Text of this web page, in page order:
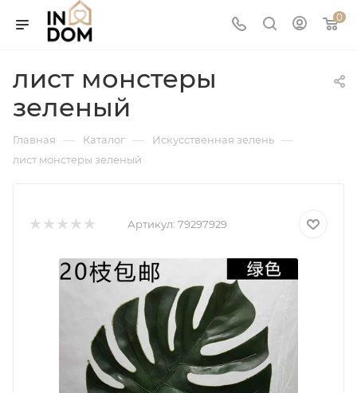
0
лист монстеры
зеленый
Главная — Каталог — Искусственная зелень —
лист монстеры зеленый
Артикул: 79297929